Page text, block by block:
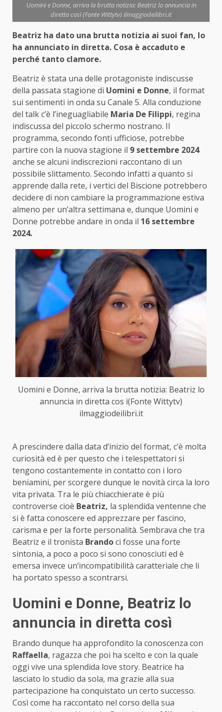
Uomini e Donne, arriva la brutta notizia: Beatriz lo annuncia in
diretta così (Fonte Wittytv) ilmaggiodeilibri.it
Beatriz ha dato una brutta notizia ai suoi fan, lo
ha annunciato in diretta. Cosa è accaduto e
perché tanto clamore.
Beatriz è stata una delle protagoniste indiscusse
della passata stagione di Uomini e Donne, il format
sui sentimenti in onda su Canale 5. Alla conduzione
del talk c’è l’ineguagliabile Maria De Filippi, regina
indiscussa del piccolo schermo nostrano. Il
programma, secondo fonti ufficiose, potrebbe
partire con la nuova stagione il 9 settembre 2024
anche se alcuni indiscrezioni raccontano di un
possibile slittamento. Secondo infatti a quanto si
apprende dalla rete, i vertici del Biscione potrebbero
decidere di non cambiare la programmazione estiva
almeno per un’altra settimana e, dunque Uomini e
Donne potrebbe andare in onda il 16 settembre
2024.
Uomini e Donne, arriva la brutta notizia: Beatriz lo
annuncia in diretta cos ì(Fonte Wittytv)
ilmaggiodeilibri.it
A prescindere dalla data d’inizio del format, c’è molta
curiosità ed è per questo che i telespettatori si
tengono costantemente in contatto con i loro
beniamini, per scorgere dunque le novità circa la loro
vita privata. Tra le più chiacchierate è più
controverse cioè Beatriz, la splendida ventenne che
si è fatta conoscere ed apprezzare per fascino,
carisma e per la forte personalità. Sembrava che tra
Beatriz e il tronista Brandoci fosse una forte
sintonia, a poco a poco si sono conosciuti ed è
emersa invece un’incompatibilità caratteriale che li
ha portato spesso a scontrarsi.
Uomini e Donne, Beatriz lo
annuncia in diretta così
Brando dunque ha approfondito la conoscenza con
Raffaella, ragazza che poi ha scelto e con la quale
oggi vive una splendida love story. Beatrice ha
lasciato lo studio da sola, ma grazie alla sua
partecipazione ha conquistato un certo successo.
Così come ha raccontato nel corso della sua